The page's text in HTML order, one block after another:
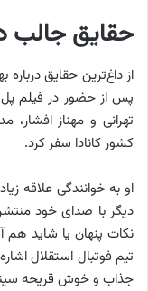
حقایق جالب
پس از حضور در فیلم پل
تهرانی و مهناز
کشور کانادا سفر کرد.
او به خوانندگی علاقه
دیگر با صدای خود
نکات پنهان یا شاید هم
تیم فوتبال استقلال
جذاب و خوش قریحه